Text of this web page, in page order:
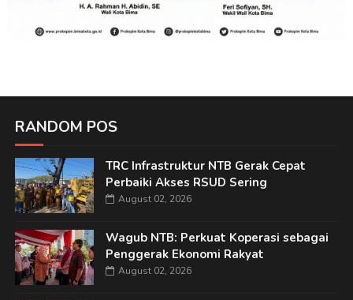
RANDOM POS
TRC Infrastruktur NTB Gerak Cepat
Perbaiki Akses RSUD Sering
August 02, 2026
Wagub NTB: Perkuat Koperasi sebagai
Penggerak Ekonomi Rakyat
August 02, 2026